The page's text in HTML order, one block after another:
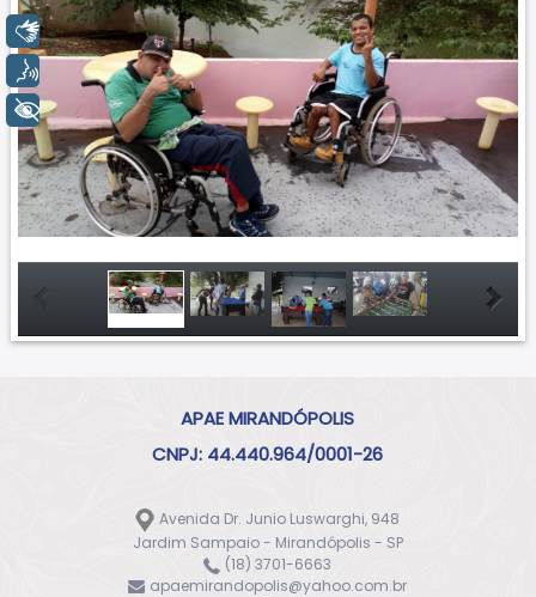
APAE MIRANDÓPOLIS
CNPJ: 44.440.964/0001-26
Avenida Dr. Junio Luswarghi, 948
Jardim Sampaio - Mirandópolis - SP
(18) 3701-6663
apaemirandopolis@yahoo.com.br
Libras
Voz
+ Acessibilidade